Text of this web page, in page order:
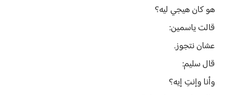
هو كان هيجي ليه؟
قالت ياسمين:
عشان نتجوز.
قال سليم:
وأنا وإنتِ إيه؟